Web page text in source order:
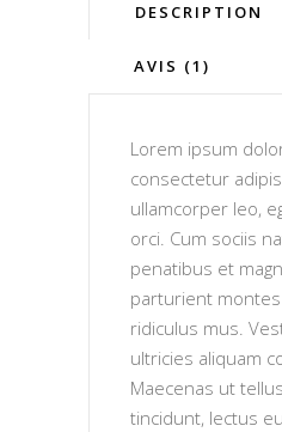
DESCRIPTION
AVIS (1)
Lorem ipsum
consectetur
ullamcorper leo,
orci. Cum sociis
penatibus et
parturient
ridiculus mus.
ultricies aliquam
Maecenas ut
tincidunt, lectus